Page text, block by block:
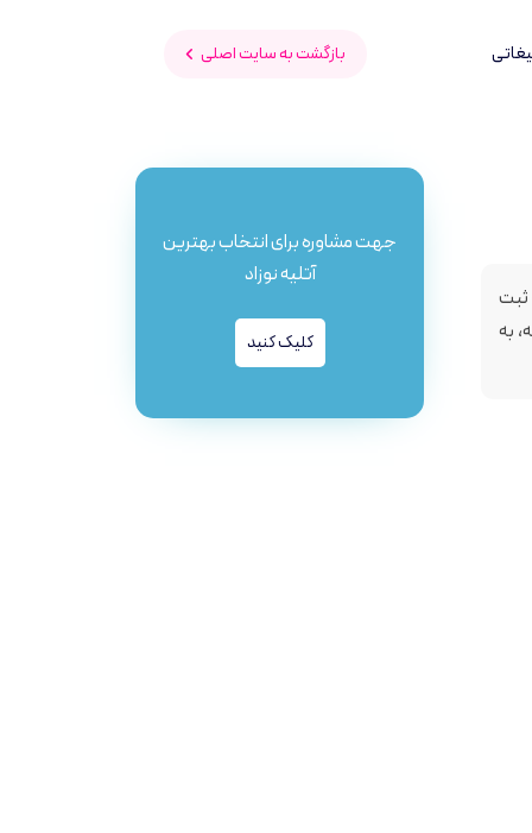
بازگشت به سایت اصلی
ثبت
به
جهت مشاوره برای انتخاب بهترین
آتلیه نوزاد
کلیک کنید